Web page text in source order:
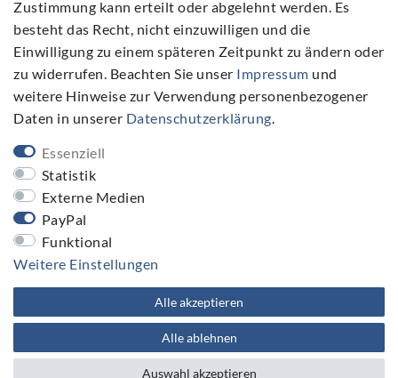
Folgen Sie Uns
E-MAIL **
Newsletter
Honig
Hiermit bestätige ich, dass ich die
gelesen habe. Meine Einwilligung kann ich jederzeit widerrufen.**
** Hierbei handelt es sich um ein Pflichtfeld.
Zustimmung kann erteilt oder abgelehnt werden. Es
besteht das Recht, nicht einzuwilligen und die
Einwilligung zu einem späteren Zeitpunkt zu ändern oder
zu widerrufen. Beachten Sie unser Impressum und
weitere Hinweise zur Verwendung personenbezogener
Daten in unserer Daten­schutz­erklärung.
Essenziell
Statistik
Externe Medien
PayPal
Funktional
Weitere Einstellungen
Alle akzeptieren
Alle ablehnen
Auswahl akzeptieren